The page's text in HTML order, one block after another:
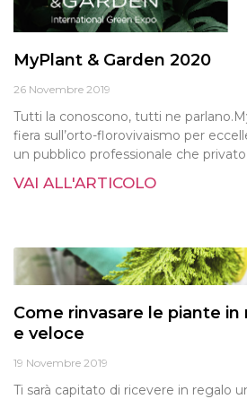
MyPlant & Garden 2020
26 Novembre 2019
Tutti la conoscono, tutti ne
fiera sull’orto-florovivaismo per
un pubblico professionale che
VAI ALL'ARTICOLO
Come rinvasare le piante
e veloce
19 Novembre 2019
Ti sarà capitato di ricevere in regalo